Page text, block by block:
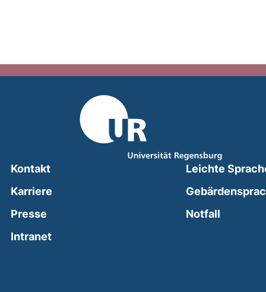
Kontakt
Karriere
Presse
Intranet(external link, opens in a new window)
Leichte
Notfall